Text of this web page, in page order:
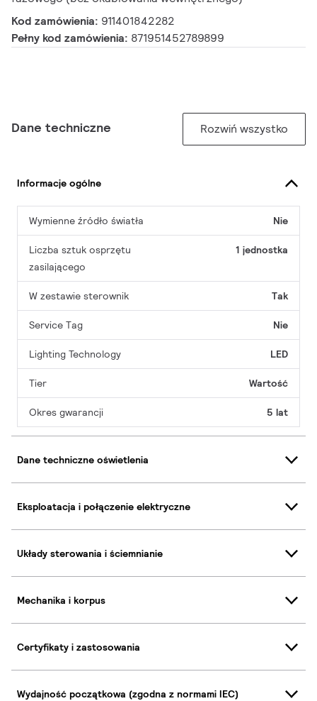
Kod zamówienia: 911401842282
Pełny kod zamówienia: 871951452789899
Dane techniczne Rozwiń wszystko
Informacje ogólne
Wymienne źródło światła Nie
Liczba sztuk osprzętu
zasilającego
1 jednostka
W zestawie sterownik Tak
Service Tag Nie
Lighting Technology LED
Tier Wartość
Okres gwarancji 5 lat
Dane techniczne oświetlenia
Eksploatacja i połączenie elektryczne
Układy sterowania i ściemnianie
Mechanika i korpus
Certyfikaty i zastosowania
Wydajność początkowa (zgodna z normami IEC)